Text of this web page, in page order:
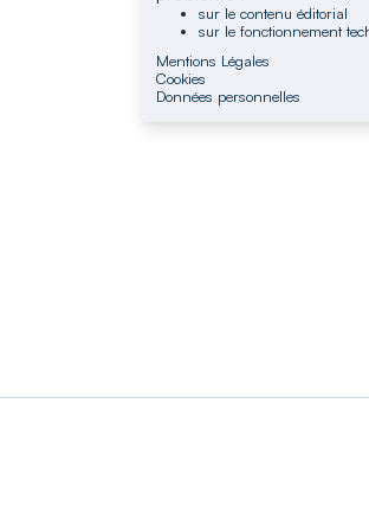
sur le contenu éditorial
sur le fonctionnement
Mentions Légales
Cookies
Données personnelles